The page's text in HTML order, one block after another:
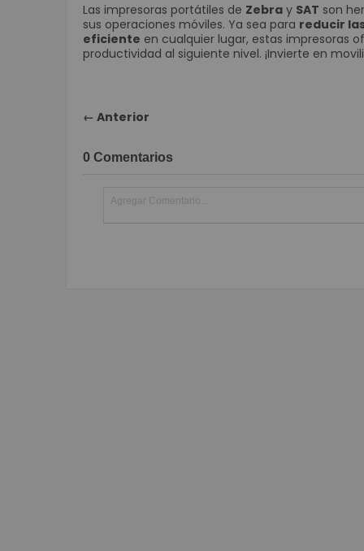
Las impresoras portátiles de Zebra y SAT son
sus operaciones móviles. Ya sea para reducir
eficiente en cualquier lugar, estas impresoras
productividad al siguiente nivel. ¡Invierte en
← Anterior
0 Comentarios